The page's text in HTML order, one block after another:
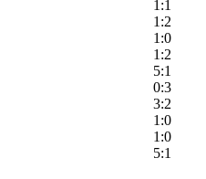
1:1
1:2
1:0
1:2
5:1
0:3
3:2
1:0
1:0
5:1